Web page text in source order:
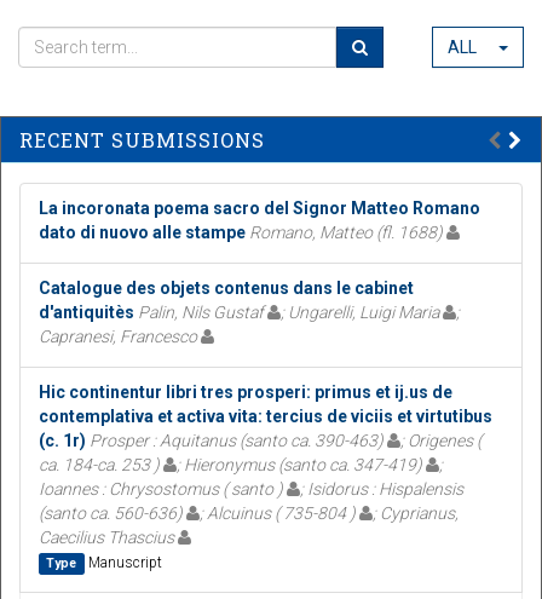
ALL
RECENT SUBMISSIONS
La incoronata poema sacro del Signor Matteo Romano
dato di nuovo alle stampe Romano, Matteo (fl. 1688)
Catalogue des objets contenus dans le cabinet
d'antiquitès Palin, Nils Gustaf ; Ungarelli, Luigi Maria
;
Capranesi, Francesco
Hic continentur libri tres prosperi: primus et ij.us de
contemplativa et activa vita: tercius de viciis et virtutibus
(c. 1r) Prosper : Aquitanus (santo ca. 390-463)
; Origenes (
ca. 184-ca. 253 )
; Hieronymus (santo ca. 347-419)
;
Ioannes : Chrysostomus ( santo )
; Isidorus : Hispalensis
(santo ca. 560-636)
; Alcuinus ( 735-804 )
; Cyprianus,
Caecilius Thascius
Type Manuscript